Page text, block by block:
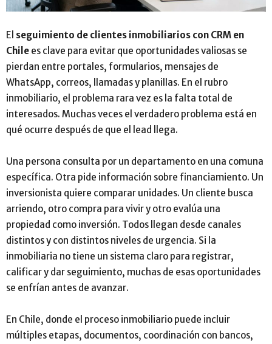
El seguimiento de clientes inmobiliarios con CRM en
Chile es clave para evitar que oportunidades valiosas se
pierdan entre portales, formularios, mensajes de
WhatsApp, correos, llamadas y planillas. En el rubro
inmobiliario, el problema rara vez es la falta total de
interesados. Muchas veces el verdadero problema está en
qué ocurre después de que el lead llega.
Una persona consulta por un departamento en una comuna
específica. Otra pide información sobre financiamiento. Un
inversionista quiere comparar unidades. Un cliente busca
arriendo, otro compra para vivir y otro evalúa una
propiedad como inversión. Todos llegan desde canales
distintos y con distintos niveles de urgencia. Si la
inmobiliaria no tiene un sistema claro para registrar,
calificar y dar seguimiento, muchas de esas oportunidades
se enfrían antes de avanzar.
En Chile, donde el proceso inmobiliario puede incluir
múltiples etapas, documentos, coordinación con bancos,